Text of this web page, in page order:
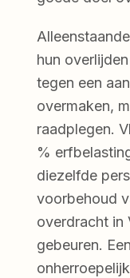
hun
tegen een
overmaken,
raadplegen.
%
diezelfde
voorbehoud
overdracht in
gebeuren.